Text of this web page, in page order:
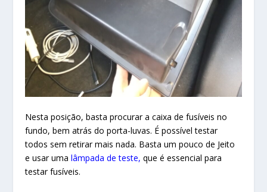
Nesta posição, basta procurar a caixa de fusíveis no
fundo, bem atrás do porta-luvas. É possível testar
todos sem retirar mais nada. Basta um pouco de Jeito
e usar uma lâmpada de teste,que é essencial para
testar fusíveis.